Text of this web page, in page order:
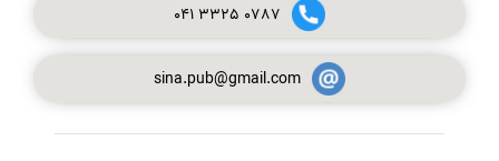
041 3325 0787
sina.pub@gmail.com